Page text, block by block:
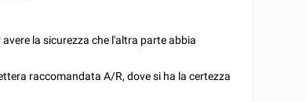
la sicurezza che l'altra parte abbia
raccomandata A/R, dove si ha la certezza